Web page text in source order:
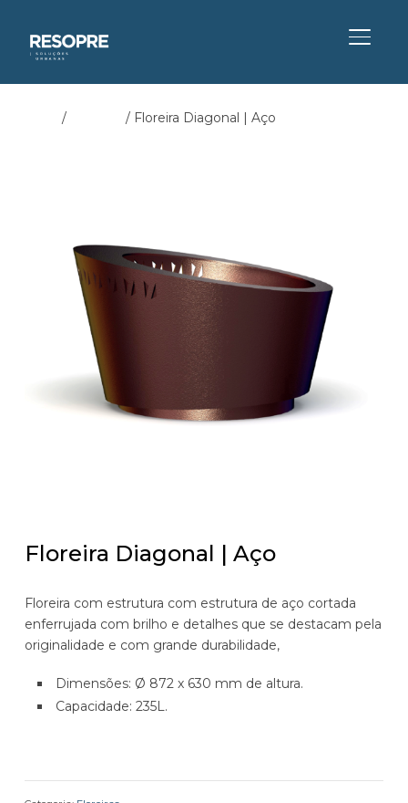
/ / Floreira Diagonal | Aço
Floreira Diagonal | Aço
Floreira com estrutura com estrutura de aço cortada
enferrujada com brilho e detalhes que se destacam pela
originalidade e com grande durabilidade,
Dimensões: Ø 872 x 630 mm de altura.
Capacidade: 235L.